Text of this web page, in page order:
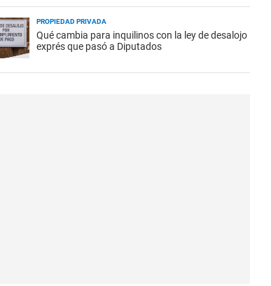
PROPIEDAD PRIVADA
Qué cambia para inquilinos con la ley de desalojo
exprés que pasó a Diputados